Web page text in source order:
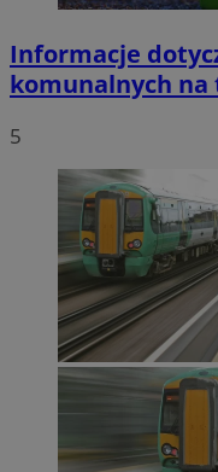
Informacje
komunalnych na
5